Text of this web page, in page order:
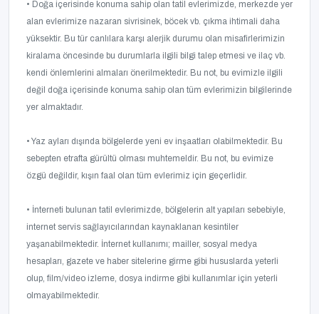
• Doğa içerisinde konuma sahip olan tatil evlerimizde, merkezde yer
alan evlerimize nazaran sivrisinek, böcek vb. çıkma ihtimali daha
yüksektir. Bu tür canlılara karşı alerjik durumu olan misafirlerimizin
kiralama öncesinde bu durumlarla ilgili bilgi talep etmesi ve ilaç vb.
kendi önlemlerini almaları önerilmektedir. Bu not, bu evimizle ilgili
değil doğa içerisinde konuma sahip olan tüm evlerimizin bilgilerinde
yer almaktadır.
• Yaz ayları dışında bölgelerde yeni ev inşaatları olabilmektedir. Bu
sebepten etrafta gürültü olması muhtemeldir. Bu not, bu evimize
özgü değildir, kışın faal olan tüm evlerimiz için geçerlidir.
• İnterneti bulunan tatil evlerimizde, bölgelerin alt yapıları sebebiyle,
internet servis sağlayıcılarından kaynaklanan kesintiler
yaşanabilmektedir. İnternet kullanımı; mailler, sosyal medya
hesapları, gazete ve haber sitelerine girme gibi hususlarda yeterli
olup, film/video izleme, dosya indirme gibi kullanımlar için yeterli
olmayabilmektedir.